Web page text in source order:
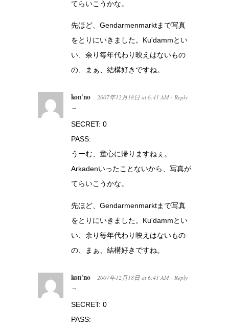
てらいこうかな。
先ほど、Gendarmenmarktまで写真
をとりにいきました。Ku'dammとい
い、余り毎年代わり映えはないもの
の、まぁ、結構好きですね。
kon'no 2007年12月18日 at 6:41 AM · Reply
→
SECRET: 0
PASS:
うーむ、童心に帰りますねぇ。
Arkadenいったことないから、写真が
てらいこうかな。
先ほど、Gendarmenmarktまで写真
をとりにいきました。Ku'dammとい
い、余り毎年代わり映えはないもの
の、まぁ、結構好きですね。
kon'no 2007年12月18日 at 6:41 AM · Reply
→
SECRET: 0
PASS: